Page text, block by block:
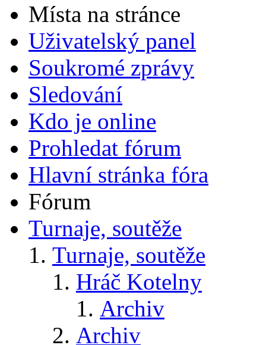
Místa na stránce
Uživatelský panel
Soukromé zprávy
Sledování
Kdo je online
Prohledat fórum
Hlavní stránka fóra
Fórum
Turnaje, soutěže
Turnaje, soutěže
Hráč Kotelny
Archiv
Archiv